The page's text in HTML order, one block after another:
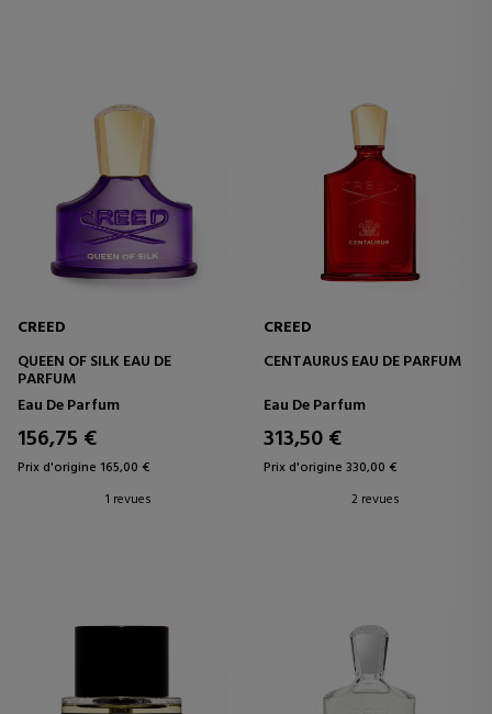
CREED
QUEEN OF SILK EAU DE
PARFUM
Eau De Parfum
156,75 €
Prix d'origine 165,00 €
1 revues
CREED
CENTAURUS EAU DE PARFUM
Eau De Parfum
313,50 €
Prix d'origine 330,00 €
2 revues